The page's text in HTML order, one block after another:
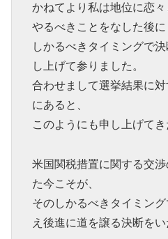
かねてより私は地位に恋
やるべきことをなした後に
しかるべきタイミングで
し上げて参りました。
合わせまして選挙結果に
にあると、
このようにも申し上げてき
米国関税措置に関する交
た今こそが、
そのしかるべきタイミン
え後進に道を譲る決断をい